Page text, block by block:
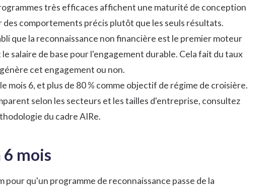
très efficaces affichent une maturité de conception
comportements précis plutôt que les seuls résultats.
que la reconnaissance non financière est le premier moteur
salaire de base pour l'engagement durable. Cela fait du taux
cet engagement ou non.
mois 6, et plus de 80 % comme objectif de régime de croisière.
selon les secteurs et les tailles d'entreprise, consultez
du cadre AIRe.
mois
pour qu'un programme de reconnaissance passe de la